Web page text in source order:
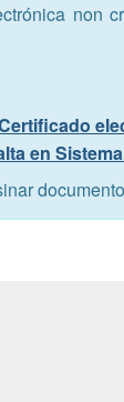
non
en